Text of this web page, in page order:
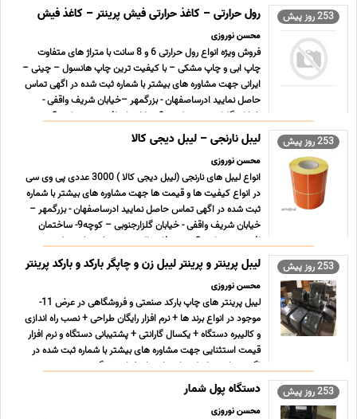
253 روز پیش رول حرارتی – کاغذ حرارتی فیش پرینتر – کاغذ فیش
محسن نوروزی
فروش ویژه انواع رول حرارتی 6 و 8 سانت با متراژ های متفاوت
چاپ ابی و چاپ مشکی – با کیفیت ترین چاپ هانسول – چینی –
ایرانی جهت مشاوره های بیشتر با شماره ثبت شده در اگهی تماس
حاصل نمایید ادرساصفهان - بزرگمهر –خیابان شریف واقفی -
خیابان گلزارجنوبی – کوچه9- ساختمان افرینش – واحد 2 جه ...
...
253 روز پیش لیبل نارنجی – لیبل دیجی کالا
محسن نوروزی
انواع لیبل های نارنجی (لیبل دیجی کالا ) 3000 عددی پی وی سی
در انواع کیفیت ها و قیمت ها جهت مشاوره های بیشتر با شماره
ثبت شده در اگهی تماس حاصل نمایید ادرساصفهان - بزرگمهر –
خیابان شریف واقفی - خیابان گلزارجنوبی – کوچه9- ساختمان
افرینش – واحد 2 جهت رفاه حال مشتری خرید غیر حضوری ...
...
253 روز پیش لیبل پرینتر و پرینتر لیبل زن و چاپگر بارکد و بارکد پرینتر
محسن نوروزی
لیبل پرینتر های چاپ بارکد صنعتی و فروشگاهی در عرض 11-
موجود در انواع برند ها + نرم افزار رایگان طراحی + نصب راه اندازی
و کالیبره دستگاه + یکسال گارانتی + پشتیبانی دستگاه و نرم افزار
قیمت استثنایی جهت مشاوره های بیشتر با شماره ثبت شده در
اگهی تماس حاصل نمایید ادرساصفهان - بزرگم ... ...
253 روز پیش دستگاه پول شمار
محسن نوروزی